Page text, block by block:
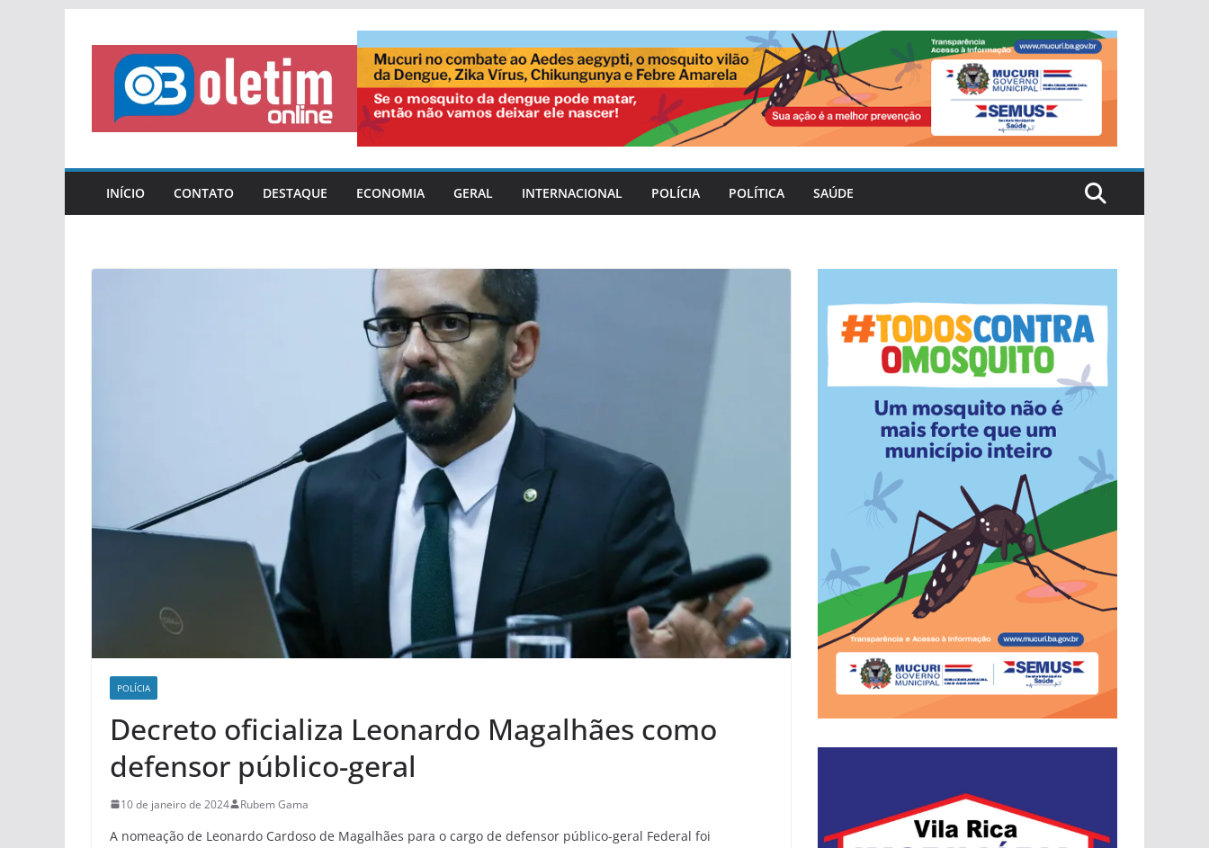
para
conteúdo
INÍCIO CONTATO DESTAQUE ECONOMIA GERAL INTERNACIONAL POLÍCIA POLÍTICA SAÚDE
POLÍCIA
Decreto oficializa Leonardo Magalhães como
defensor público-geral
10 de janeiro de 2024 Rubem Gama
A nomeação de Leonardo Cardoso de Magalhães para o cargo de defensor público-geral Federal foi